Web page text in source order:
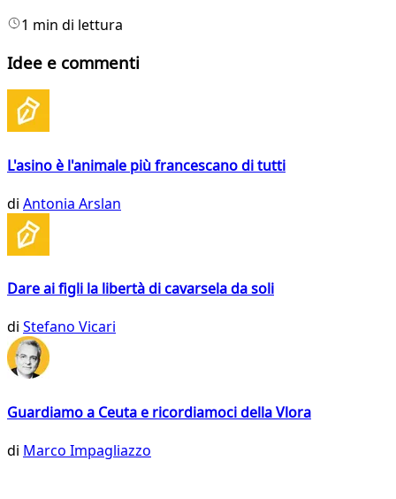
1 min di lettura
Idee e commenti
L'asino è l'animale più francescano di tutti
di Antonia Arslan
Dare ai figli la libertà di cavarsela da soli
di Stefano Vicari
Guardiamo a Ceuta e ricordiamoci della Vlora
di Marco Impagliazzo